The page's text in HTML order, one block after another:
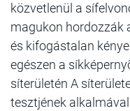
közvetlenül a
magukon hordozzák
és kifogástalan
egészen a
síterületén A
tesztjének